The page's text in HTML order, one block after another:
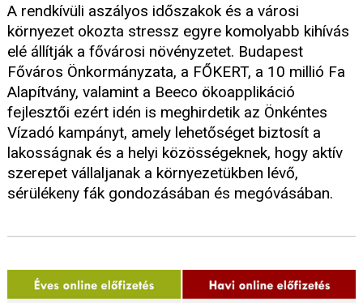
A rendkívüli aszályos időszakok és a városi
környezet okozta stressz egyre komolyabb kihívás
elé állítják a fővárosi növényzetet. Budapest
Főváros Önkormányzata, a FŐKERT, a 10 millió Fa
Alapítvány, valamint a Beeco ökoapplikáció
fejlesztői ezért idén is meghirdetik az Önkéntes
Vízadó kampányt, amely lehetőséget biztosít a
lakosságnak és a helyi közösségeknek, hogy aktív
szerepet vállaljanak a környezetükben lévő,
sérülékeny fák gondozásában és megóvásában.